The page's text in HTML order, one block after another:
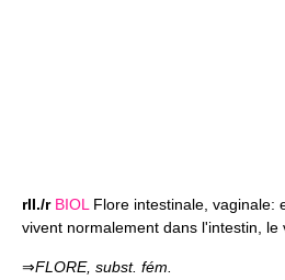
rII./r BIOL Flore intestinale, vaginale:
vivent normalement dans l'intestin, le
⇒FLORE, subst. fém.